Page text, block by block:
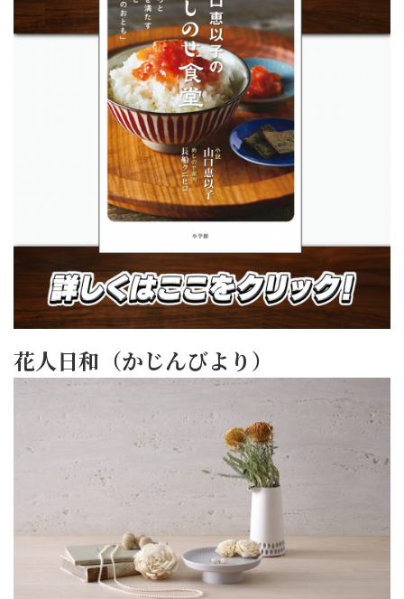
花人日和（かじんびより）